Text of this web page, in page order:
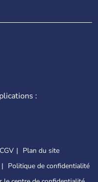
:
CGV
Plan du site
Politique de confidentialité